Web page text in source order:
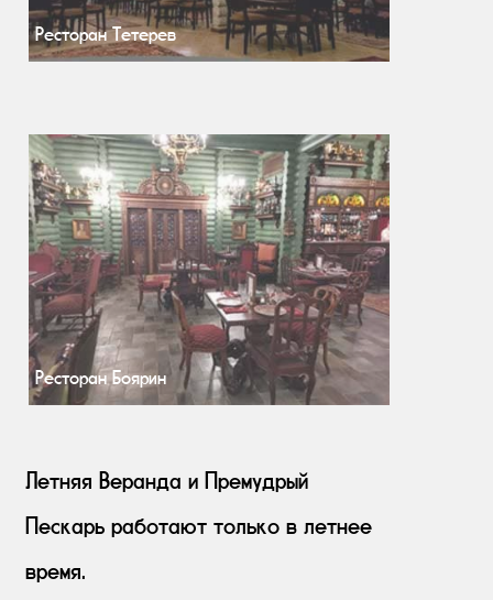
Ресторан Тетерев
Ресторан Боярин
Летняя Веранда и Премудрый
Пескарь работают только в летнее
время.